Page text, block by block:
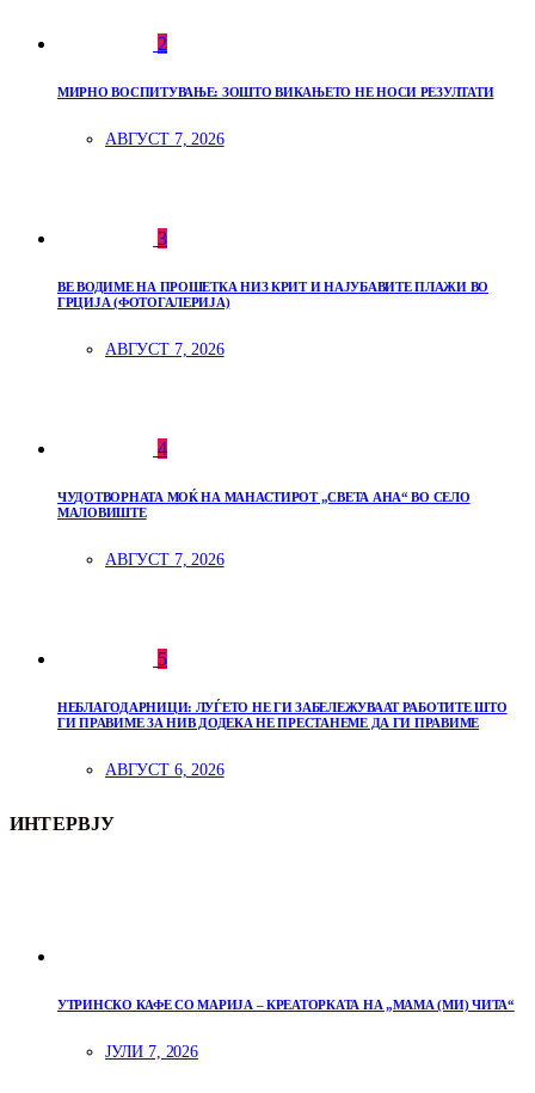
2
МИРНО ВОСПИТУВАЊЕ: ЗОШТО ВИКАЊЕТО НЕ НОСИ РЕЗУЛТАТИ
АВГУСТ 7, 2026
3
ВЕ ВОДИМЕ НА ПРОШЕТКА НИЗ КРИТ И НАЈУБАВИТЕ ПЛАЖИ ВО
ГРЦИЈА (ФОТОГАЛЕРИЈА)
АВГУСТ 7, 2026
4
ЧУДОТВОРНАТА МОЌ НА МАНАСТИРОТ „СВЕТА АНА“ ВО СЕЛО
МАЛОВИШТЕ
АВГУСТ 7, 2026
5
НЕБЛАГОДАРНИЦИ: ЛУЃЕТО НЕ ГИ ЗАБЕЛЕЖУВААТ РАБОТИТЕ ШТО
ГИ ПРАВИМЕ ЗА НИВ ДОДЕКА НЕ ПРЕСТАНЕМЕ ДА ГИ ПРАВИМЕ
АВГУСТ 6, 2026
ИНТЕРВЈУ
УТРИНСКО КАФЕ СО МАРИЈА – КРЕАТОРКАТА НА „МАМА (МИ) ЧИТА“
ЈУЛИ 7, 2026